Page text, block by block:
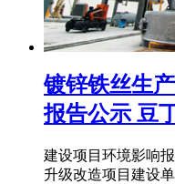
镀锌铁丝生
报告公示 豆
建设项目环境影响
升级改造项目建设